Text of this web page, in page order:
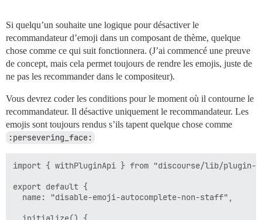
Si quelqu’un souhaite une logique pour désactiver le
recommandateur d’emoji dans un composant de thème, quelque
chose comme ce qui suit fonctionnera. (J’ai commencé une preuve
de concept, mais cela permet toujours de rendre les emojis, juste de
ne pas les recommander dans le compositeur).
Vous devrez coder les conditions pour le moment où il contourne le
recommandateur. Il désactive uniquement le recommandateur. Les
emojis sont toujours rendus s’ils tapent quelque chose comme
:persevering_face:
import { withPluginApi } from "discourse/lib/plugin-
export default {
  name: "disable-emoji-autocomplete-non-staff",